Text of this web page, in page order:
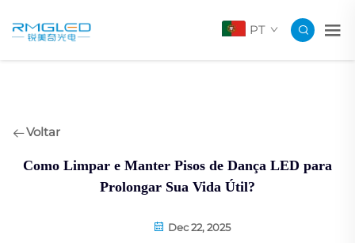
PT
Voltar
Como Limpar e Manter Pisos de Dança LED para
Prolongar Sua Vida Útil?
Dec 22, 2025